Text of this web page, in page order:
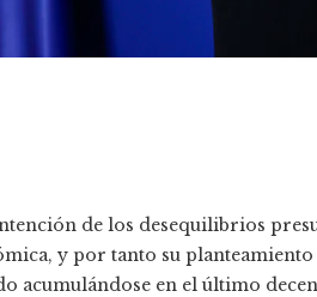
de los desequilibrios
y por tanto su
acumulándose en el último